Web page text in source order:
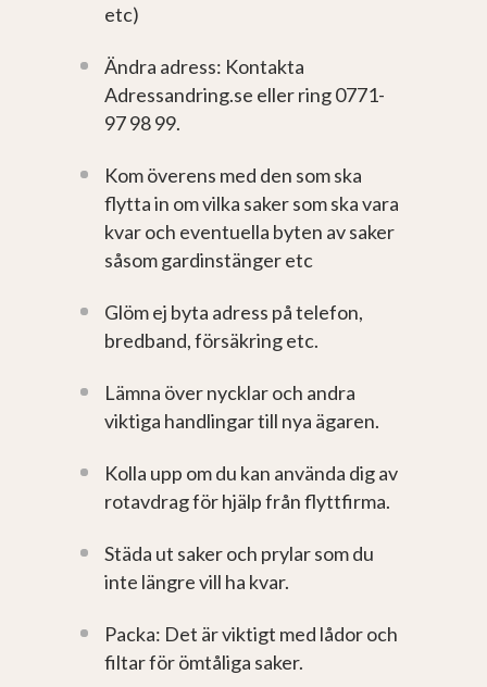
etc)
Ändra adress: Kontakta
Adressandring.se eller ring 0771-
97 98 99.
Kom överens med den som ska
flytta in om vilka saker som ska vara
kvar och eventuella byten av saker
såsom gardinstänger etc
Glöm ej byta adress på telefon,
bredband, försäkring etc.
Lämna över nycklar och andra
viktiga handlingar till nya ägaren.
Kolla upp om du kan använda dig av
rotavdrag för hjälp från flyttfirma.
Städa ut saker och prylar som du
inte längre vill ha kvar.
Packa: Det är viktigt med lådor och
filtar för ömtåliga saker.